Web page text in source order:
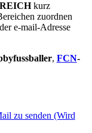
kurz
zuordnen
e-mail-Adresse
, FCN-
zu senden (Wird